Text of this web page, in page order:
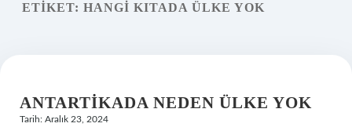
Yasal Uyarı
ETIKET: HANGI KITADA ÜLKE YOK
ANTARTIKADA NEDEN ÜLKE YOK
Tarih: Aralık 23, 2024